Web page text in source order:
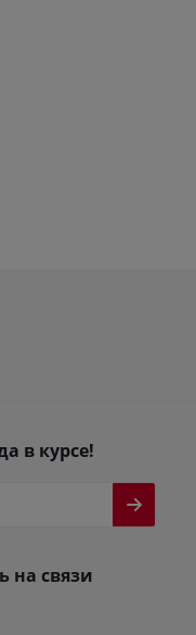
в курсе!
на связи